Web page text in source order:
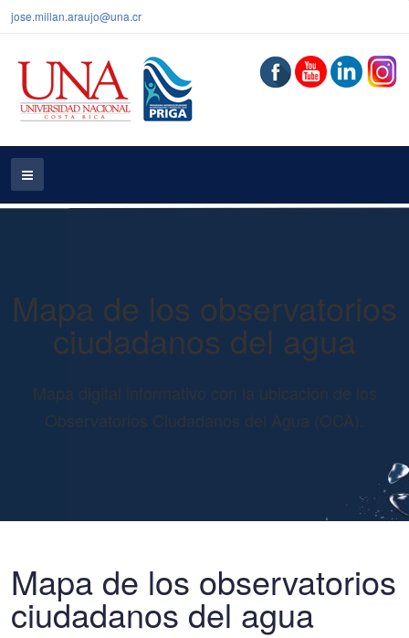
jose.millan.araujo@una.cr
Mapa de los observatorios
ciudadanos del agua
Mapa digital informativo con la ubicación de los
Observatorios Ciudadanos del Agua (OCA).
Mapa de los observatorios
ciudadanos del agua